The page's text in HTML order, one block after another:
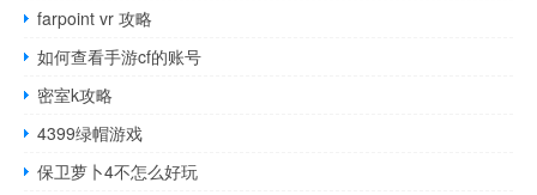
farpoint vr 攻略
如何查看手游cf的账号
密室k攻略
4399绿帽游戏
保卫萝卜4不怎么好玩